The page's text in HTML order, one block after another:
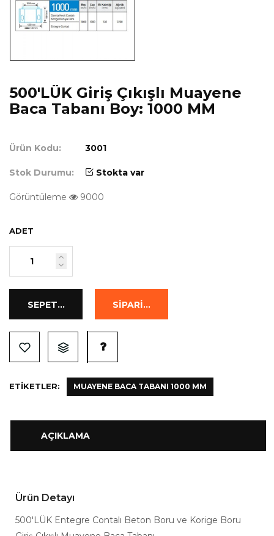
500'LÜK Giriş Çıkışlı Muayene
Baca Tabanı Boy: 1000 MM
Ürün Kodu: 3001
Stok Durumu: Stokta var
Görüntüleme 9000
ADET
ETIKETLER: MUAYENE BACA TABANI 1000 MM
AÇIKLAMA
Ürün Detayı
500'LÜK Entegre Contalı Beton Boru ve Korige Boru